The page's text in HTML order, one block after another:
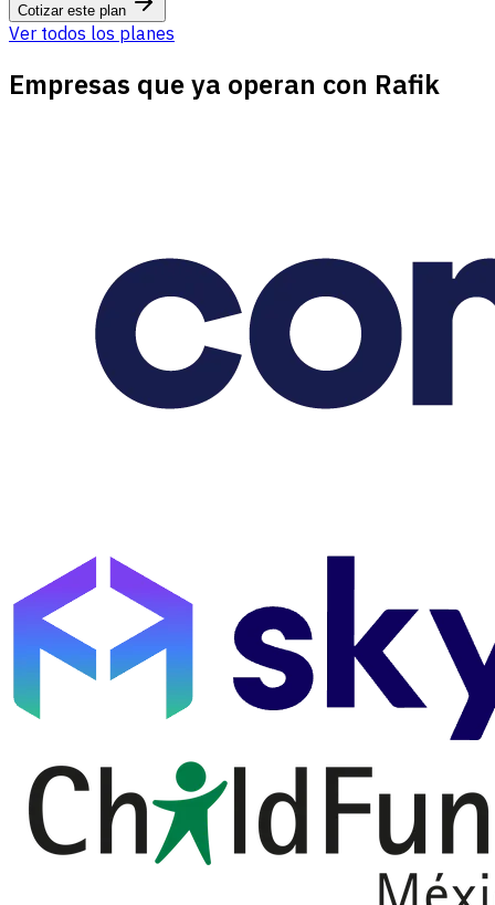
Cotizar este plan
Ver todos los planes
Empresas que ya operan con Rafik